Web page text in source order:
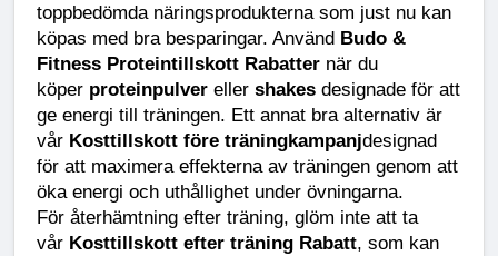
toppbedömda näringsprodukterna som just nu kan
köpas med bra besparingar. Använd Budo &
Fitness Proteintillskott Rabatter när du
köper proteinpulver eller shakes designade för att
ge energi till träningen. Ett annat bra alternativ är
vår Kosttillskott före träningkampanjdesignad
för att maximera effekterna av träningen genom att
öka energi och uthållighet under övningarna.
För återhämtning efter träning, glöm inte att ta
vår Kosttillskott efter träning Rabatt, som kan